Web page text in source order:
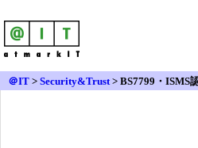
＠IT > Security&Trust> BS7799・ISMS